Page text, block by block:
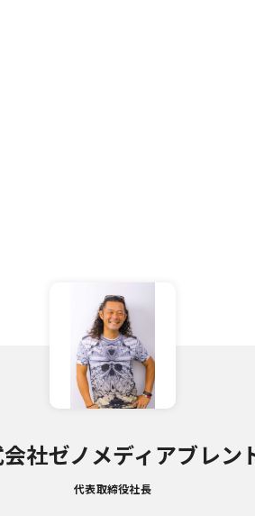
社ゼノメディアブレン
代表取締役社長